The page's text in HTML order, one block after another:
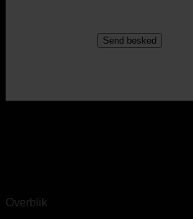
Overblik